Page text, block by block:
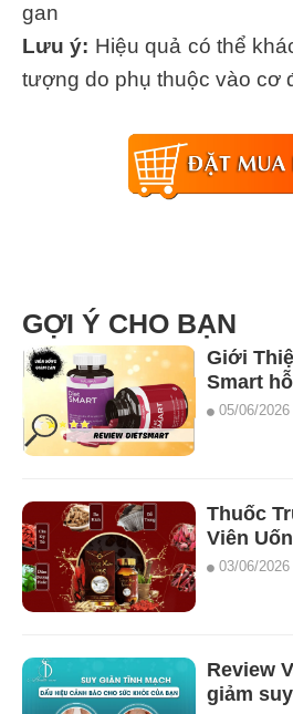
gan
Lưu ý: Hiệu quả có thể
tượng do phụ thuộc vào cơ
GỢI Ý CHO BẠN
Giới
Smart
2 lọ x 28
05/06/2026
Thuốc
Viên
03/06/2026
Review Varikose – Kem bôi
giảm